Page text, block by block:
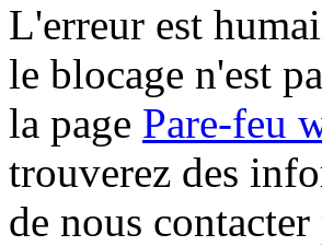
L'erreur est
le blocage n'est
la page Pare-feu
trouverez des
de nous